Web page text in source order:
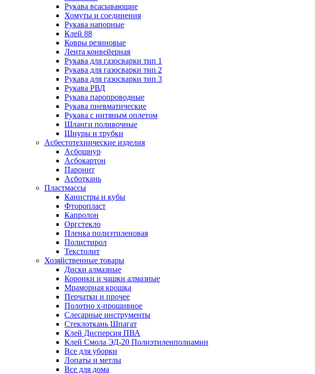
Рукава всасывающие
Хомуты и соединения
Рукава напорные
Клей 88
Ковры резиновые
Лента конвейерная
Рукава для газосварки тип 1
Рукава для газосварки тип 2
Рукава для газосварки тип 3
Рукава РВД
Рукава паропроводные
Рукава пневматические
Рукава с нитяным оплетом
Шланги поливочные
Шнуры и трубки
Асбестотехнические изделия
Асбошнур
Асбокартон
Паронит
Асботкань
Пластмассы
Канистры и кубы
Фторопласт
Капролон
Оргстекло
Пленка полиэтиленовая
Полистирол
Текстолит
Хозяйственные товары
Диски алмазные
Коронки и чашки алмазные
Мраморная крошка
Перчатки и прочее
Полотно х-прошивное
Слесарные инструменты
Стеклоткань Шпагат
Клей Дисперсия ПВА
Клей Смола ЭД-20 Полиэтиленполиамин
Все для уборки
Лопаты и метлы
Все для дома